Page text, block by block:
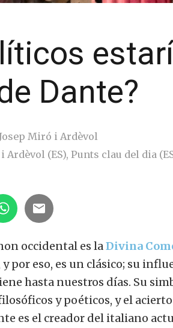
Dante?
Miró i Ardèvol
Ardèvol (ES),Punts clau del dia
occidental es laDivina
por eso, es un clásico; su
hasta nuestros días. Su
y poéticos, y el
es el creador del italiano